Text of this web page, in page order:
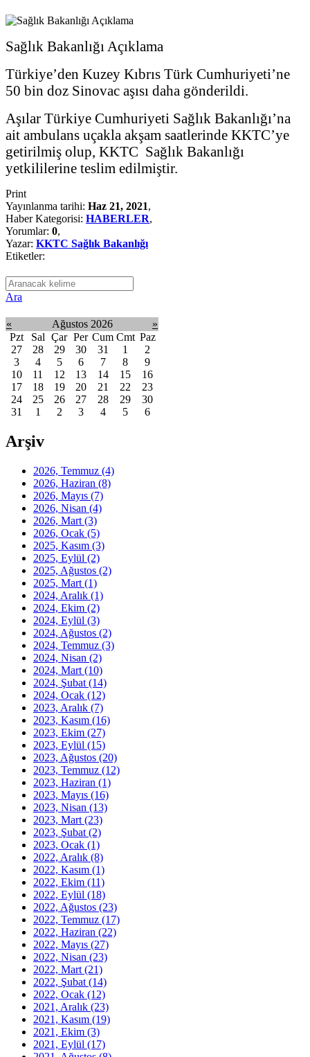
Sağlık Bakanlığı Açıklama
Türkiye’den Kuzey Kıbrıs Türk Cumhuriyeti’ne
50 bin doz Sinovac aşısı daha gönderildi.
Aşılar Türkiye Cumhuriyeti Sağlık Bakanlığı’na
ait ambulans uçakla akşam saatlerinde KKTC’ye
getirilmiş olup, KKTC Sağlık Bakanlığı
yetkililerine teslim edilmiştir.
Print
Yayınlanma tarihi: Haz 21, 2021,
Haber Kategorisi: HABERLER,
Yorumlar: 0,
Yazar: KKTC Sağlık Bakanlığı
Etiketler:
Ara
« Ağustos 2026
»
Pzt
Sal Çar Per Cum Cmt Paz
27
28 29 30 31 1
2
3
4 5 6 7 8
9
10
11 12 13 14 15
16
17
18 19 20 21 22
23
24
25 26 27 28 29
30
31
1 2 3 4 5 6
Arşiv
2026, Temmuz (4)
2026, Haziran (8)
2026, Mayıs (7)
2026, Nisan (4)
2026, Mart (3)
2026, Ocak (5)
2025, Kasım (3)
2025, Eylül (2)
2025, Ağustos (2)
2025, Mart (1)
2024, Aralık (1)
2024, Ekim (2)
2024, Eylül (3)
2024, Ağustos (2)
2024, Temmuz (3)
2024, Nisan (2)
2024, Mart (10)
2024, Şubat (14)
2024, Ocak (12)
2023, Aralık (7)
2023, Kasım (16)
2023, Ekim (27)
2023, Eylül (15)
2023, Ağustos (20)
2023, Temmuz (12)
2023, Haziran (1)
2023, Mayıs (16)
2023, Nisan (13)
2023, Mart (23)
2023, Şubat (2)
2023, Ocak (1)
2022, Aralık (8)
2022, Kasım (1)
2022, Ekim (11)
2022, Eylül (18)
2022, Ağustos (23)
2022, Temmuz (17)
2022, Haziran (22)
2022, Mayıs (27)
2022, Nisan (23)
2022, Mart (21)
2022, Şubat (14)
2022, Ocak (12)
2021, Aralık (23)
2021, Kasım (19)
2021, Ekim (3)
2021, Eylül (17)